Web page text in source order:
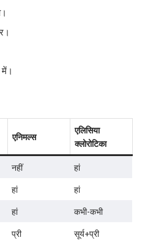
में।
एनिमल्स
एलिसिया
क्लोरोटिका
नहीं
हां
हां
हां
हां
कभी-कभी
प्री सूर्य+प्री